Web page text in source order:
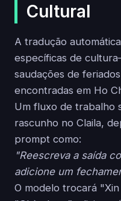
Cultural
A tradução
específicas de
saudações de
encontradas em Ho
Um fluxo de trabalho
rascunho no Claila,
prompt como:
"Reescreva a saída
adicione um
O modelo trocará